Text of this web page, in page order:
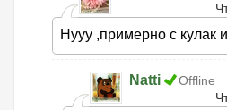
Нууу ,примерно с кулак
Natti
Offline